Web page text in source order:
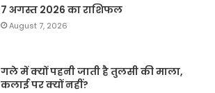
7 अगस्त 2026 का राशिफल
August 7, 2026
गले में क्यों पहनी जाती है तुलसी की माला,
कलाई पर क्यों नहीं?